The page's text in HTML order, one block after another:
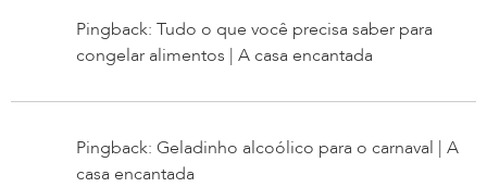
Pingback: Tudo o que você precisa saber para
congelar alimentos | A casa encantada
Pingback: Geladinho alcoólico para o carnaval | A
casa encantada